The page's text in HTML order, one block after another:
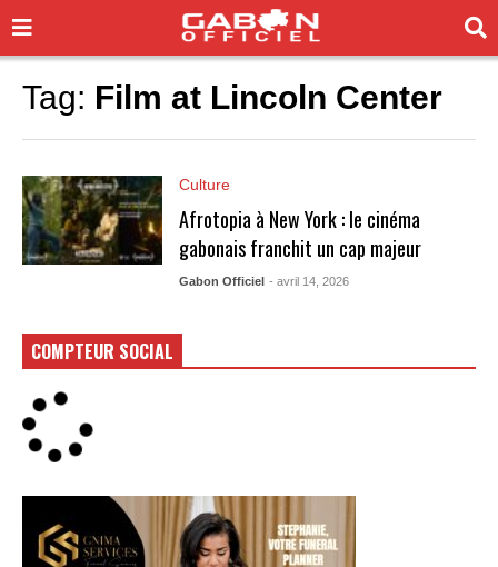
Tag: Film at Lincoln Center
Culture
Afrotopia à New York : le cinéma
gabonais franchit un cap majeur
Gabon Officiel - avril 14, 2026
COMPTEUR SOCIAL